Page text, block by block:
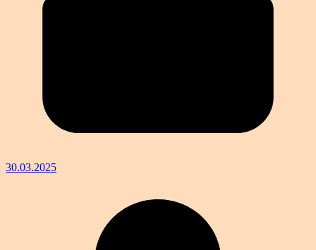
30.03.2025